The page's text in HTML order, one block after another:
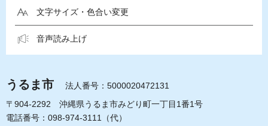
文字サイズ・色合い変更
音声読み上げ
うるま市
法人番号：5000020472131
〒904-2292 沖縄県うるま市みどり町一丁目1番1号
電話番号：098-974-3111（代）